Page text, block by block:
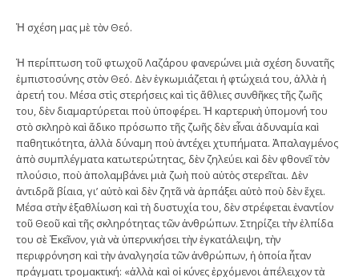
Ἡ σχέση μας μὲ τὸν Θεό.
Ἡ περίπτωση τοῦ φτωχοῦ Λαζάρου φανερώνει μιὰ σχέση δυνατῆς
ἐμπιστοσύνης στὸν Θεό. Δὲν ἐγκωμιάζεται ἡ φτώχειά του, ἀλλὰ ἡ
ἀρετή του. Μέσα στὶς στερήσεις καὶ τὶς ἄθλιες συνθῆκες τῆς ζωῆς
του, δὲν διαμαρτύρεται ποὺ ὑποφέρει. Ἡ καρτερικὴ ὑπομονή του
στὸ σκληρὸ καὶ ἄδικο πρόσωπο τῆς ζωῆς δὲν εἶναι ἀδυναμία καὶ
παθητικότητα, ἀλλὰ δύναμη ποὺ ἀντέχει χτυπήματα. Ἁπαλαγμένος
ἀπὸ συμπλέγματα κατωτερώτητας, δὲν ζηλεύει καὶ δὲν φθονεῖ τὸν
πλούσιο, ποὺ ἀπολαμβάνει μιὰ ζωὴ ποὺ αὐτὸς στερεῖται. Δὲν
ἀντιδρᾶ βίαια, γι’ αὐτὸ καὶ δὲν ζητᾶ νὰ ἁρπάξει αὐτὸ ποὺ δὲν ἔχει.
Μέσα στὴν ἐξαθλίωση καὶ τὴ δυστυχία του, δὲν στρέφεται ἐναντίον
τοῦ Θεοῦ καὶ τῆς σκληρότητας τῶν ἀνθρώπων. Στηρίζει τὴν ἐλπίδα
του σὲ Ἐκεῖνον, γιὰ νὰ ὑπερνικήσει τὴν ἐγκατάλειψη, τὴν
περιφρόνηση καὶ τὴν ἀναλγησία τῶν ἀνθρώπων, ἡ ὁποία ἦταν
πράγματι τρομακτική: «ἀλλὰ καὶ οἱ κύνες ἐρχόμενοι ἀπέλειχον τὰ